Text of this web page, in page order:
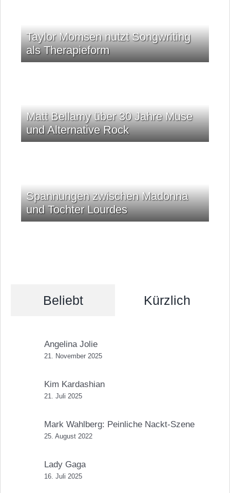
Taylor Momsen nutzt Songwriting
als Therapieform
Matt Bellamy über 30 Jahre Muse
und Alternative Rock
Spannungen zwischen Madonna
und Tochter Lourdes
Beliebt Kürzlich
Angelina Jolie
21. November 2025
Kim Kardashian
21. Juli 2025
Mark Wahlberg: Peinliche Nackt-Szene
25. August 2022
Lady Gaga
16. Juli 2025